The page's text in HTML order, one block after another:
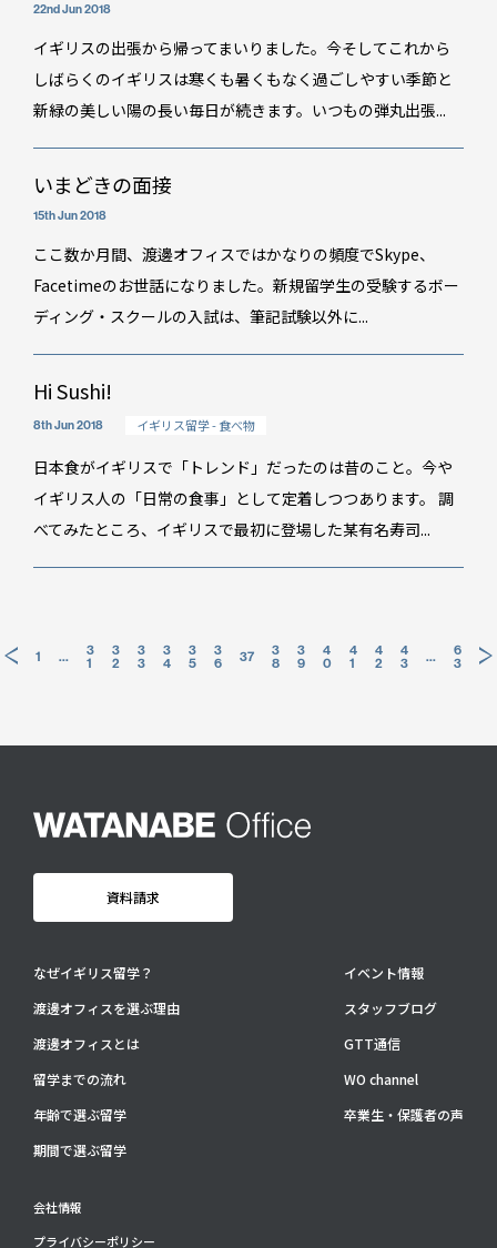
お問い合わせ：03-3336-0591(平日9:30-17:30)
For UK Schools:
22nd Jun 2018
イギリスの出張から帰ってまいりました。今そしてこれから
しばらくのイギリスは寒くも暑くもなく過ごしやすい季節と
新緑の美しい陽の長い毎日が続きます。いつもの弾丸出張...
いまどきの面接
15th Jun 2018
ここ数か月間、渡邊オフィスではかなりの頻度でSkype、
Facetimeのお世話になりました。新規留学生の受験するボー
ディング・スクールの入試は、筆記試験以外に...
Hi Sushi!
8th Jun 2018 イギリス留学 - 食べ物
日本食がイギリスで「トレンド」だったのは昔のこと。今や
イギリス人の「日常の食事」として定着しつつあります。 調
べてみたところ、イギリスで最初に登場した某有名寿司...
投
ペ
送
1 …
3
1
3
2
3
3
3
4
3
5
3
6
37
3
8
3
9
4
0
4
1
4
2
4
3
…
6
3
資料請求
なぜイギリス留学？
渡邊オフィスを選ぶ理由
渡邊オフィスとは
留学までの流れ
年齢で選ぶ留学
期間で選ぶ留学
イベント情報
スタッフブログ
GTT通信
WO channel
卒業生・保護者の声
会社情報
プライバシーポリシー